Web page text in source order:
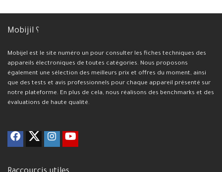
Mobijil ؟
Mobijel est le site numéro un pour consulter les fiches techniques des
appareils électroniques de toutes catégories. Nous proposons
également une sélection des meilleurs prix et offres du moment, ainsi
que des tests et avis professionnels pour chaque appareil présenté sur
notre plateforme. En plus de cela, nous réalisons des benchmarks et des
évaluations de haute qualité.